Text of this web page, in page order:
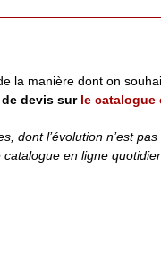
la manière dont on
de devis sur le catalogue
dont l’évolution n’est
en ligne